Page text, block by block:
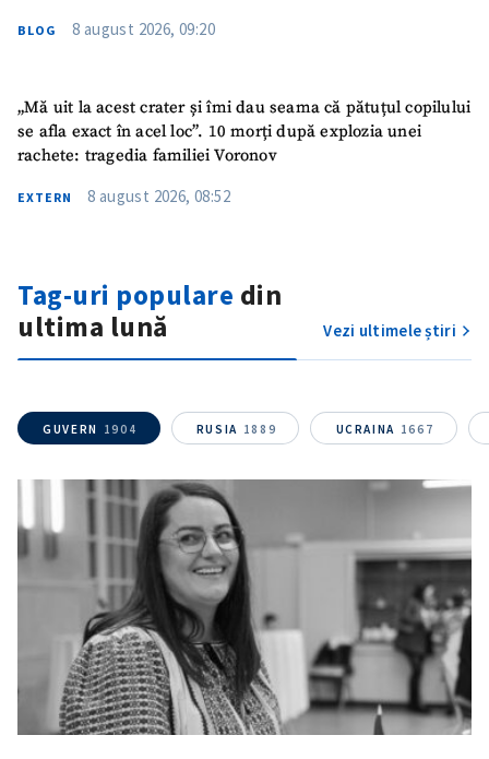
BLOG 8 august 2026, 09:20
„Mă uit la acest crater și îmi dau seama că pătuțul copilului
se afla exact în acel loc”. 10 morți după explozia unei
rachete: tragedia familiei Voronov
EXTERN 8 august 2026, 08:52
Tag-uri populare din
ultima lună
Vezi ultimele știri
GUVERN 1904 RUSIA 1889 UCRAINA 1667